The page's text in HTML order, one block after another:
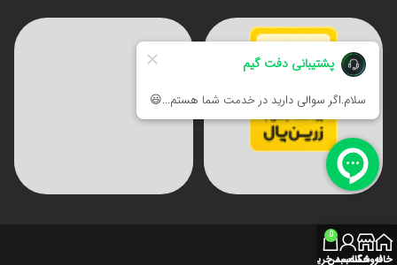
خانهفروشگاه
حساب من
0
سبد خرید